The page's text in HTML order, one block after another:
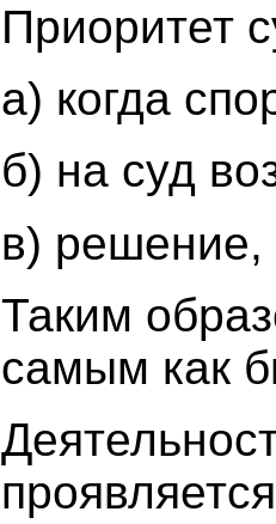
Приоритет
а) когда
б) на суд
в) решение,
Таким
самым как